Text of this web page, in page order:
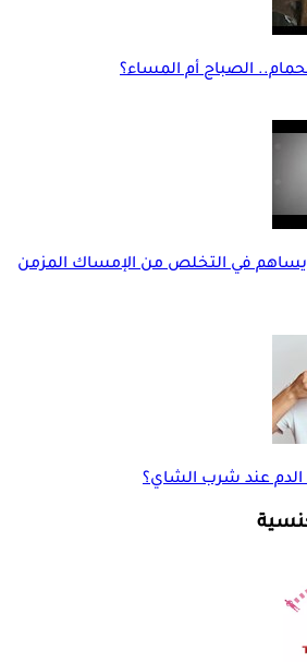
الصباح أم المساء؟
في التخلص من الإمساك المزمن
عند شرب الشاي؟